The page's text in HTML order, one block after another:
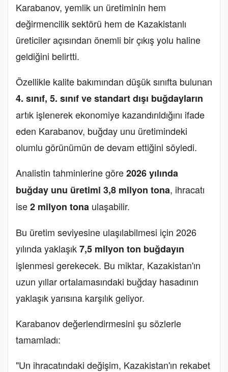
Karabanov, yemlik un üretiminin hem
değirmencilik sektörü hem de Kazakistanlı
üreticiler açısından önemli bir çıkış yolu haline
geldiğini belirtti.
Özellikle kalite bakımından düşük sınıfta bulunan
4. sınıf, 5. sınıf ve standart dışı buğdayların
artık işlenerek ekonomiye kazandırıldığını ifade
eden Karabanov, buğday unu üretimindeki
olumlu görünümün de devam ettiğini söyledi.
Analistin tahminlerine göre2026 yılında
buğday unu üretimi 3,8 milyon tona, ihracatı
ise2 milyon tona ulaşabilir.
Bu üretim seviyesine ulaşılabilmesi için 2026
yılında yaklaşık7,5 milyon ton buğdayın
işlenmesi gerekecek. Bu miktar, Kazakistan'ın
uzun yıllar ortalamasındaki buğday hasadının
yaklaşık yarısına karşılık geliyor.
Karabanov değerlendirmesini şu sözlerle
tamamladı:
"Un ihracatındaki değişim, Kazakistan'ın rekabet